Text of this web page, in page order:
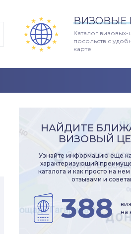
ВИЗОВЫЕ
Каталог визовых-
посольств с
карте
НАЙДИТЕ
ВИЗОВЫЙ
Узнайте информацию еще
характеризующий
каталога и как просто на
отзывами и
388
на